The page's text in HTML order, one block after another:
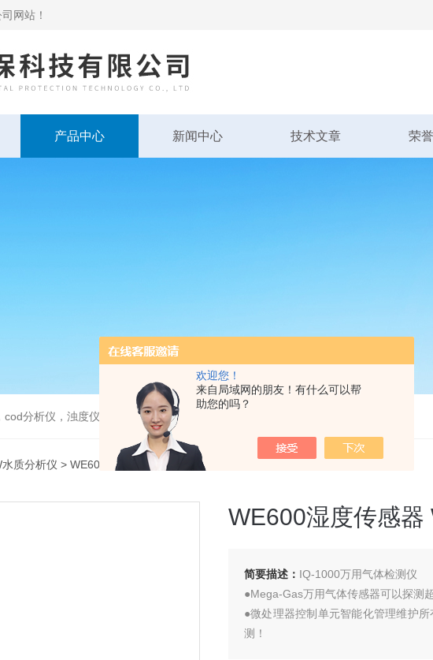
欢迎您！
来自局域网的朋友！有什么可以帮
助您的吗？
网站！
产品中心 新闻中心 技术文章 荣
分析仪，浊度仪，bod分析仪，溶解氧分析仪
质分析仪 > WE600WE600湿度传感器 WE700温度传感器
WE600湿度传感
简要描述： IQ-1000万用气体检测仪
●Mega-Gas万用气体传感器可以探
●微处理器控制单元智能化管理维护
测！